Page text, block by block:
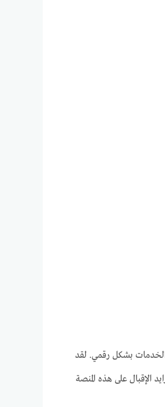
والخدمات بشكل رقمي. لقد
الإقبال على هذه المنصة